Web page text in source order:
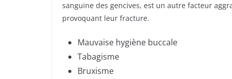
sanguine des gencives, est un autre facteur
provoquant leur fracture.
Mauvaise hygiène buccale
Tabagisme
Bruxisme